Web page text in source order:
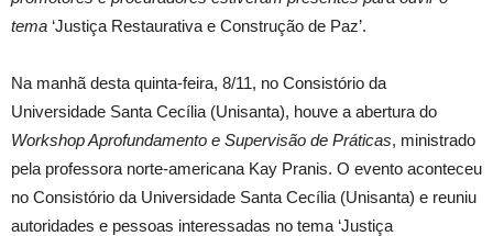
tema ‘Justiça Restaurativa e Construção de Paz’.
Na manhã desta quinta-feira, 8/11, no Consistório da
Universidade Santa Cecília (Unisanta), houve a abertura do
Workshop Aprofundamento e Supervisão de Práticas, ministrado
pela professora norte-americana Kay Pranis. O evento aconteceu
no Consistório da Universidade Santa Cecília (Unisanta) e reuniu
autoridades e pessoas interessadas no tema ‘Justiça